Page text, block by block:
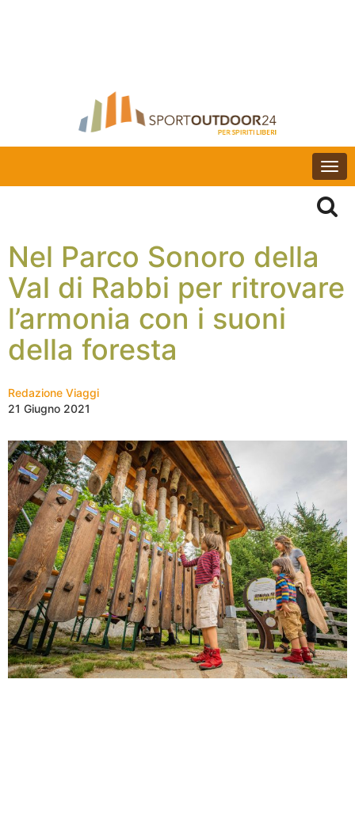
Nel Parco Sonoro della
Val di Rabbi per ritrovare
l’armonia con i suoni
della foresta
Redazione Viaggi
21 Giugno 2021